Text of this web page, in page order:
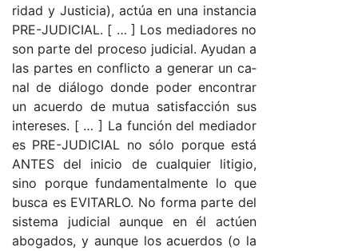
ri­dad y Jus­ti­cia), ac­túa en una ins­tan­cia
PRE-­JU­DI­CIA­L. [ … ] Los me­dia­do­res no
son par­te del pro­ce­so ju­di­cia­l. Ayu­dan a
las par­tes en con­flic­to a ge­ne­rar un ca­
nal de diá­lo­go don­de po­der en­con­trar
un acuer­do de mu­tua sa­tis­fac­ción sus
in­te­re­ses. [ … ] La fun­ción del me­dia­dor
es PRE-­JU­DI­CIAL no só­lo por­que es­tá
AN­TES del ini­cio de cual­quier li­ti­gio,
sino por­que fun­da­men­tal­men­te lo que
bus­ca es EVI­TAR­LO. No for­ma par­te del
sis­te­ma ju­di­cial aun­que en él ac­túen
abo­ga­do­s, y aun­que los acuer­dos (o la